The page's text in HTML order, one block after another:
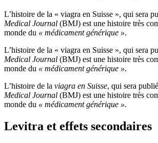
L’histoire de la « viagra en Suisse », qui sera
Medical Journal (BMJ) est une histoire très
monde du « médicament générique ».
L’histoire de la « viagra en Suisse », qui sera
Medical Journal (BMJ) est une histoire très
monde du « médicament générique ».
L’histoire de la viagra en Suisse, qui sera
Medical Journal (BMJ) est une histoire très
monde du « médicament générique ».
Levitra et effets secondaires